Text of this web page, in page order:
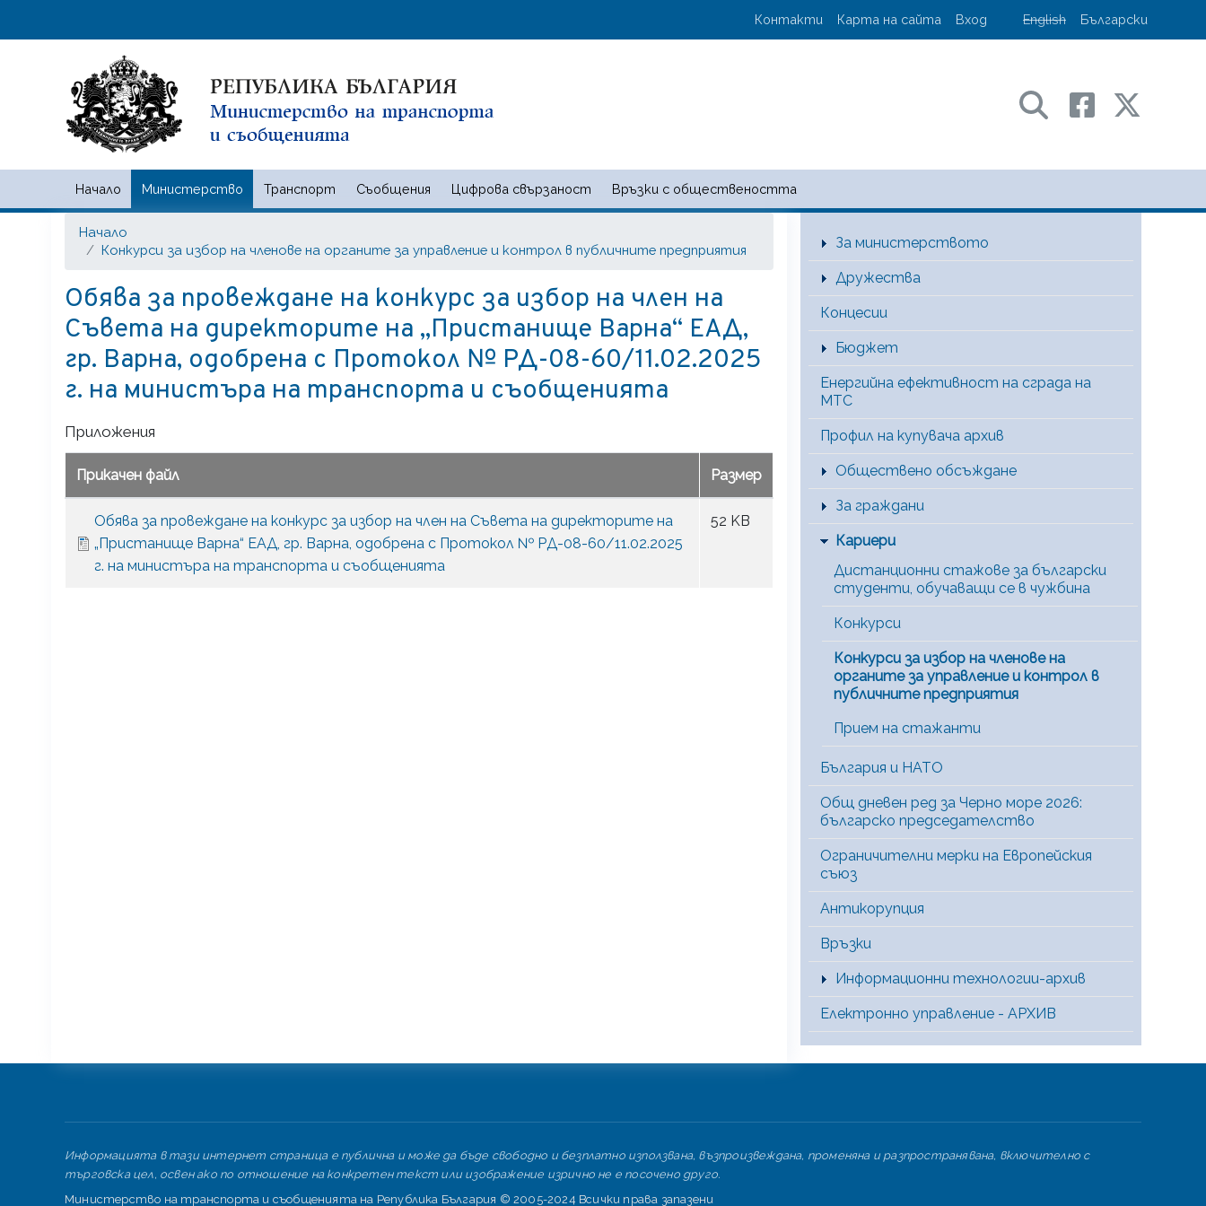
User account menu
Контакти Карта на сайта Вход English Български
Начало Министерство Транспорт Съобщения Цифрова свързаност Връзки с обществеността
Министерство на транспорта и съобщенията | Ministry of transport and communications
Начало
Конкурси за избор на членове на органите за управление и контрол в публичните предприятия
Обява за провеждане на конкурс за избор на член на
Съвета на директорите на „Пристанище Варна“ ЕАД,
гр. Варна, одобрена с Протокол № РД-08-60/11.02.2025
г. на министъра на транспорта и съобщенията
Приложения
Прикачен файл Размер
Обява за провеждане на конкурс за избор на член на Съвета на директорите на
„Пристанище Варна“ ЕАД, гр. Варна, одобрена с Протокол № РД-08-60/11.02.2025
г. на министъра на транспорта и съобщенията
52 KB
Main Menu [BG]
За министерството
Дружества
Концесии
Бюджет
Енергийна ефективност на сграда на
МТС
Профил на купувача архив
Обществено обсъждане
За граждани
Кариери
Дистанционни стажове за български
студенти, обучаващи се в чужбина
Конкурси
Конкурси за избор на членове на
органите за управление и контрол в
публичните предприятия
Прием на стажанти
България и НАТО
Общ дневен ред за Черно море 2026:
българско председателство
Ограничителни мерки на Европейския
съюз
Антикорупция
Връзки
Информационни технологии-архив
Електронно управление - АРХИВ
Информацията в тази интернет страница е публична и може да бъде свободно и безплатно използвана, възпроизвеждана, променяна и разпространявана, включително с
търговска цел, освен ако по отношение на конкретен текст или изображение изрично не е посочено друго.
Министерство на транспорта и съобщенията на Република България © 2005-2024 Всички права запазени